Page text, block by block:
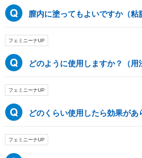
膣内に塗ってもよいですか（粘
フェミニーナUP
どのように使用しますか？（用
フェミニーナUP
どのくらい使用したら効果があ
フェミニーナUP